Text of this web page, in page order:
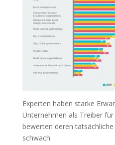
Experten haben starke
Unternehmen als Treiber
bewerten deren
schwach